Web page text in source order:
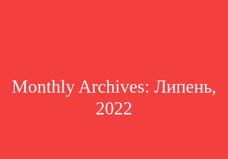
Monthly Archives: Липень,
2022